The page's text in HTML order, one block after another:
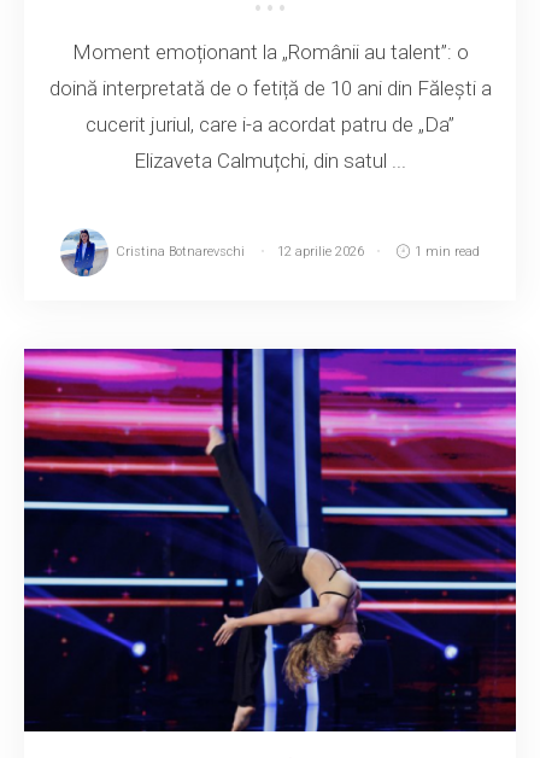
Moment emoționant la „Românii au talent”: o
doină interpretată de o fetiță de 10 ani din Fălești a
cucerit juriul, care i-a acordat patru de „Da”
Elizaveta Calmuțchi, din satul ...
Cristina Botnarevschi 12 aprilie 2026 1 min read